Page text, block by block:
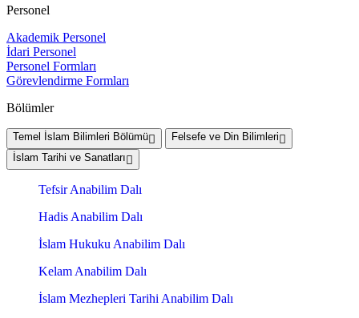
Personel
Akademik Personel
İdari Personel
Personel Formları
Görevlendirme Formları
Bölümler
Temel İslam Bilimleri Bölümü
Felsefe ve Din Bilimleri
İslam Tarihi ve Sanatları
Tefsir Anabilim Dalı
Hadis Anabilim Dalı
İslam Hukuku Anabilim Dalı
Kelam Anabilim Dalı
İslam Mezhepleri Tarihi Anabilim Dalı